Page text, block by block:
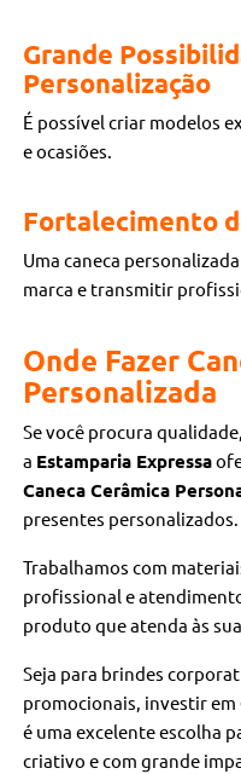
Grande
Personalização
É possível criar modelos
e ocasiões.
Fortalecimento
Uma caneca
marca e transmitir
Onde Fazer
Personalizada
Se você procura
a Estamparia Expressa
Caneca Cerâmica
presentes personalizados.
Trabalhamos com
profissional e
produto que atenda às
Seja para brindes
promocionais, investir em
é uma excelente escolha
criativo e com grande